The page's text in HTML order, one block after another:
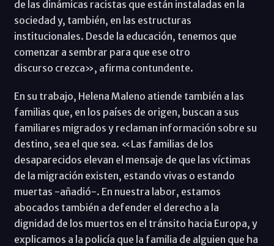
de las dinámicas racistas que están instaladas en la
sociedad y, también, en las estructuras
institucionales. Desde la educación, tenemos que
comenzar a sembrar para que ese otro
discurso crezca», afirma contundente.
En su trabajo, Helena Maleno atiende también a las
familias que, en los países de origen, buscan a sus
familiares migrados y reclaman información sobre su
destino, sea el que sea. «Las familias de los
desaparecidos elevan el mensaje de que las víctimas
de la migración existen, estando vivas o estando
muertas -añadió-. En nuestra labor, estamos
abocados también a defender el derecho a la
dignidad de los muertos en el tránsito hacia Europa, y
explicamos a la policía que la familia de alguien que ha